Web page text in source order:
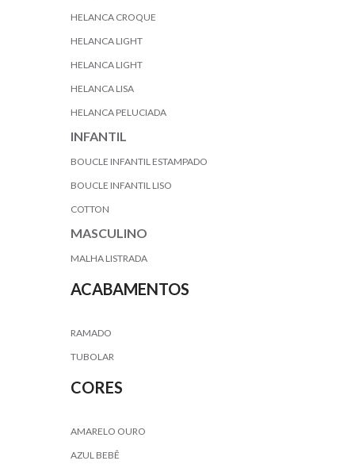
HELANCA CROQUE
HELANCA LIGHT
HELANCA LIGHT
HELANCA LISA
HELANCA PELUCIADA
INFANTIL
BOUCLE INFANTIL ESTAMPADO
BOUCLE INFANTIL LISO
COTTON
MASCULINO
MALHA LISTRADA
ACABAMENTOS
RAMADO
TUBOLAR
CORES
AMARELO OURO
AZUL BEBÊ